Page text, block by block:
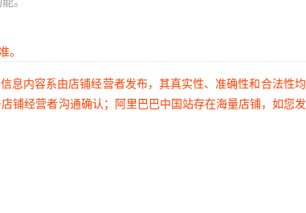
。
息内容系由店铺经营者发布，其真实性、准确性和合法性
铺经营者沟通确认；阿里巴巴中国站存在海量店铺，如您